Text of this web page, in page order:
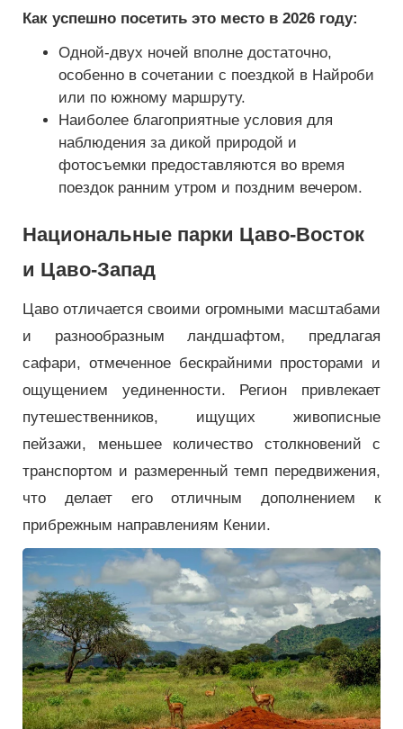
Как успешно посетить это место в 2026 году:
Одной-двух ночей вполне достаточно,
особенно в сочетании с поездкой в ​​Найроби
или по южному маршруту.
Наиболее благоприятные условия для
наблюдения за дикой природой и
фотосъемки предоставляются во время
поездок ранним утром и поздним вечером.
Национальные парки Цаво-Восток
и Цаво-Запад
Цаво отличается своими огромными масштабами
и разнообразным ландшафтом, предлагая
сафари, отмеченное бескрайними просторами и
ощущением уединенности. Регион привлекает
путешественников, ищущих живописные
пейзажи, меньшее количество столкновений с
транспортом и размеренный темп передвижения,
что делает его отличным дополнением к
прибрежным направлениям Кении.